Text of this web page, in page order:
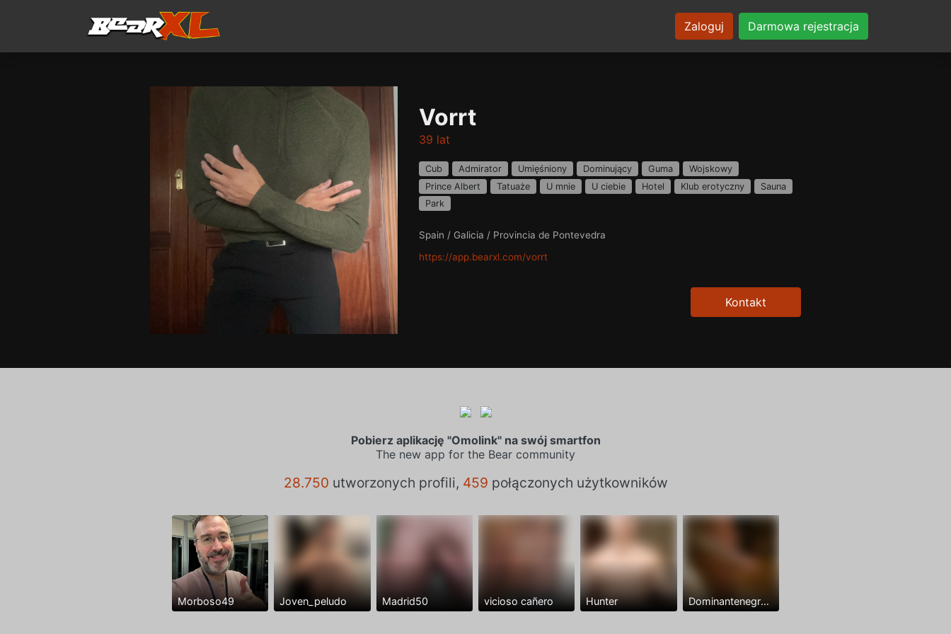
Zaloguj Darmowa rejestracja
Vorrt
39 lat
Cub Admirator Umięśniony Dominujący Guma
Wojskowy
Prince Albert
Tatuaże U mnie U ciebie Hotel Klub erotyczny
Sauna
Park
Spain / Galicia / Provincia de Pontevedra
https://app.bearxl.com/vorrt
Kontakt
Pobierz aplikację "Omolink" na swój smartfon
The new app for the Bear community
28.750 utworzonych profili, 459 połączonych użytkowników
Morboso49 Joven_peludo Madrid50 vicioso cañero Hunter Dominantenegro ya